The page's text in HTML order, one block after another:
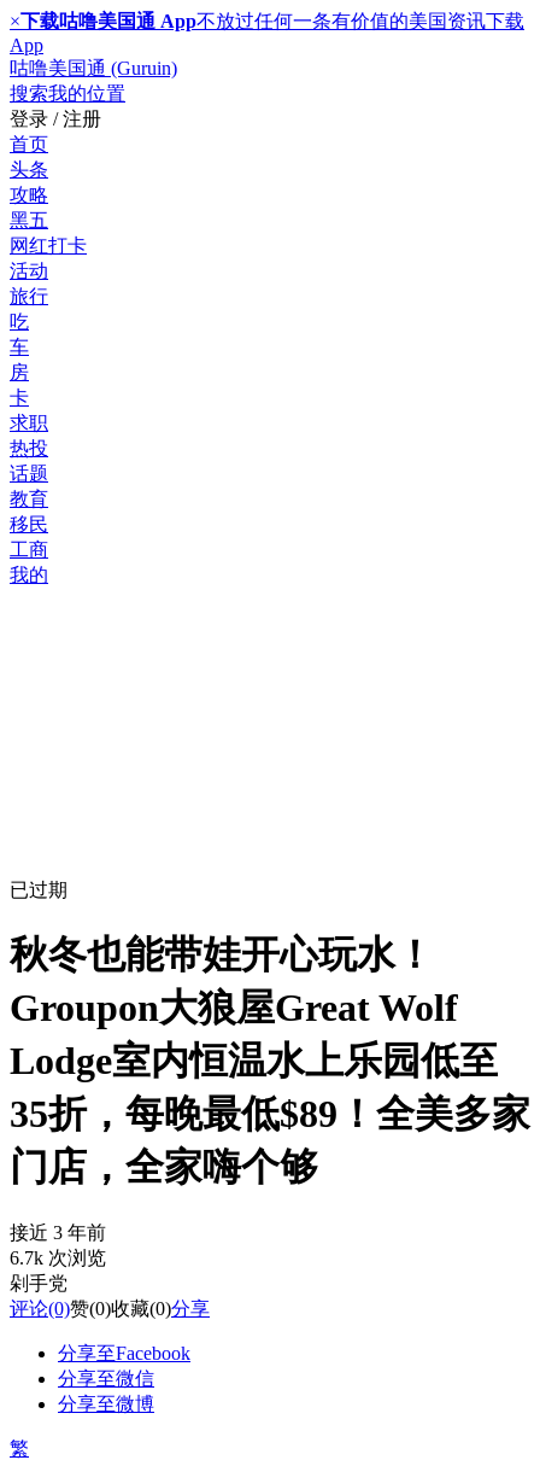
×下载咕噜美国通 App不放过任何一条有价值的美国资讯下载
App
咕噜美国通 (Guruin)
搜索我的位置
登录 / 注册
首页
头条
攻略
黑五
网红打卡
活动
旅行
吃
车
房
卡
求职
热投
话题
教育
移民
工商
我的
已过期
秋冬也能带娃开心玩水！
Groupon大狼屋Great Wolf
Lodge室内恒温水上乐园低至
35折，每晚最低$89！全美多家
门店，全家嗨个够
接近 3 年前
6.7k 次浏览
剁手党
评论(0)赞(0)收藏(0)分享
分享至Facebook
分享至微信
分享至微博
繁